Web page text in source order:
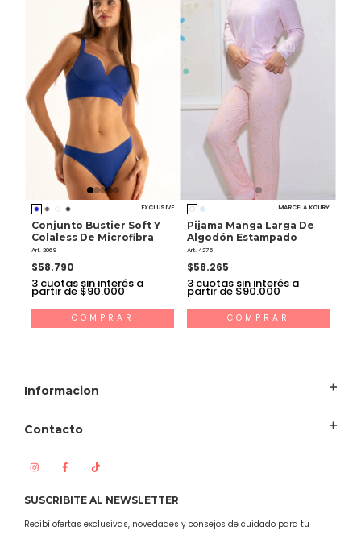
EXCLUSIVE
Conjunto Bustier Soft Y
Colaless De Microfibra
Art. 2069
$58.790
3 cuotas sin interés a
partir de $90.000
COMPRAR
MARCELA KOURY
Pijama Manga Larga De
Algodón Estampado
Art. 4275
$58.265
3 cuotas sin interés a
partir de $90.000
COMPRAR
Informacion
Contacto
SUSCRIBITE AL NEWSLETTER
Recibí ofertas exclusivas, novedades y consejos de cuidado para tu